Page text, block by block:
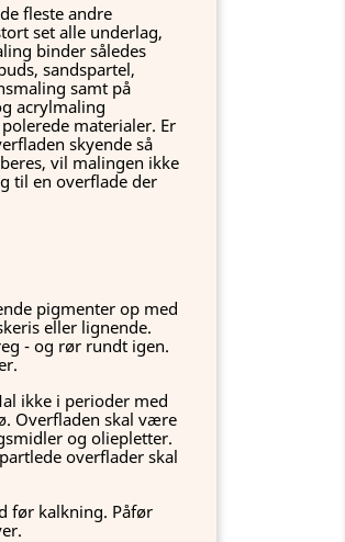
fleste andre
set alle underlag,
binder således
sandspartel,
samt på
acrylmaling
materialer. Er
skyende så
vil malingen ikke
til en overflade der
pigmenter op med
eller lignende.
- og rør rundt igen.
ikke i perioder med
Overfladen skal være
og oliepletter.
overflader skal
før kalkning. Påfør